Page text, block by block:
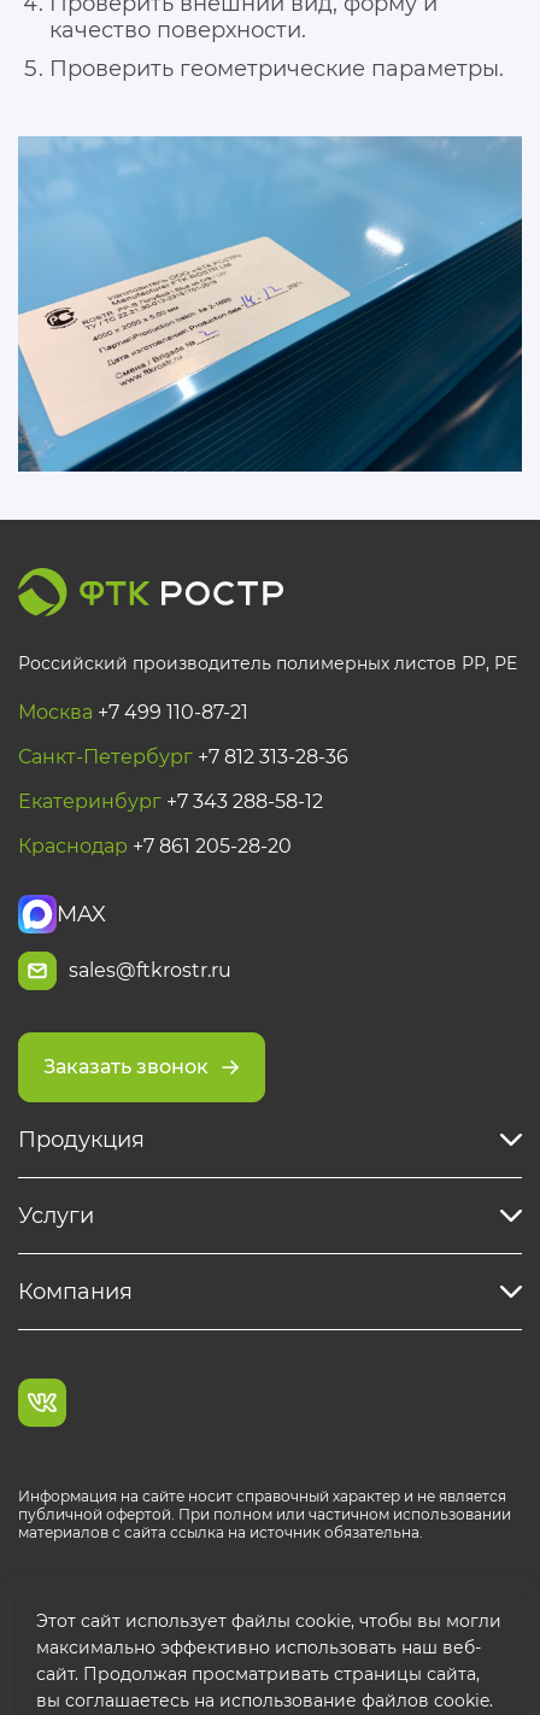
качество поверхности.
Проверить геометрические параметры.
Российский производитель полимерных листов РР, PE
Москва +7 499 110-87-21
Санкт-Петербург +7 812 313-28-36
Екатеринбург +7 343 288-58-12
Краснодар +7 861 205-28-20
MAX
sales@ftkrostr.ru
Заказать звонок
Продукция
Услуги
Компания
Информация на сайте носит справочный характер и не является
публичной офертой. При полном или частичном использовании
материалов с сайта ссылка на источник обязательна.
Этот сайт использует файлы cookie, чтобы вы могли
максимально эффективно использовать наш веб-
сайт. Продолжая просматривать страницы сайта,
вы соглашаетесь на использование файлов cookie.